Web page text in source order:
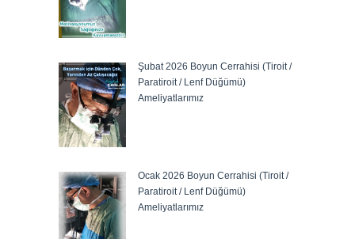
Şubat 2026 Boyun Cerrahisi (Tiroit /
Paratiroit / Lenf Düğümü)
Ameliyatlarımız
Ocak 2026 Boyun Cerrahisi (Tiroit /
Paratiroit / Lenf Düğümü)
Ameliyatlarımız